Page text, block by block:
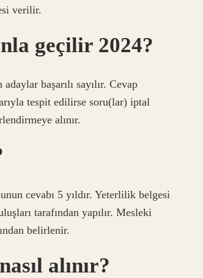
verilir.
geçilir 2024?
başarılı sayılır. Cevap
tespit edilirse soru(lar) iptal
alınır.
cevabı 5 yıldır. Yeterlilik belgesi
tarafından yapılır. Mesleki
belirlenir.
alınır?